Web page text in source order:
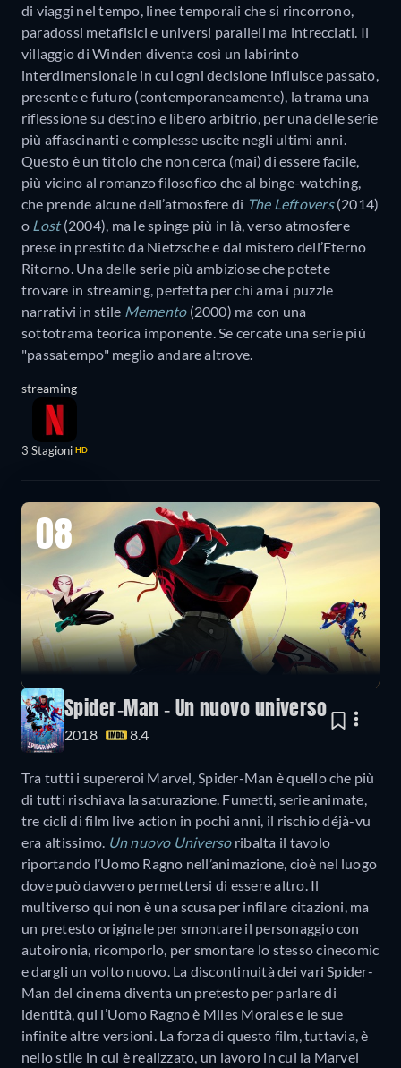
di viaggi nel tempo, linee temporali che si rincorrono,
paradossi metafisici e universi paralleli ma intrecciati. Il
villaggio di Winden diventa così un labirinto
interdimensionale in cui ogni decisione influisce passato,
presente e futuro (contemporaneamente), la trama una
riflessione su destino e libero arbitrio, per una delle serie
più affascinanti e complesse uscite negli ultimi anni.
Questo è un titolo che non cerca (mai) di essere facile,
più vicino al romanzo filosofico che al binge-watching,
che prende alcune dell’atmosfere di The Leftovers (2014)
o Lost(2004), ma le spinge più in là, verso atmosfere
prese in prestito da Nietzsche e dal mistero dell’Eterno
Ritorno. Una delle serie più ambiziose che potete
trovare in streaming, perfetta per chi ama i puzzle
narrativi in stile Memento (2000) ma con una
sottotrama teorica imponente. Se cercate una serie più
"passatempo" meglio andare altrove.
streaming
3 Stagioni HD
08
Spider-Man - Un nuovo universo
2018 8.4
Tra tutti i supereroi Marvel, Spider-Man è quello che più
di tutti rischiava la saturazione. Fumetti, serie animate,
tre cicli di film live action in pochi anni, il rischio déjà-vu
era altissimo. Un nuovo Universo ribalta il tavolo
riportando l’Uomo Ragno nell’animazione, cioè nel luogo
dove può davvero permettersi di essere altro. Il
multiverso qui non è una scusa per infilare citazioni, ma
un pretesto originale per smontare il personaggio con
autoironia, ricomporlo, per smontare lo stesso cinecomic
e dargli un volto nuovo. La discontinuità dei vari Spider-
Man del cinema diventa un pretesto per parlare di
identità, qui l’Uomo Ragno è Miles Morales e le sue
infinite altre versioni. La forza di questo film, tuttavia, è
nello stile in cui è realizzato, un lavoro in cui la Marvel